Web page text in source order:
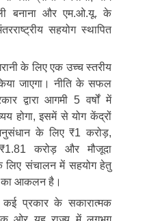
बनाना और एम.ओ.यू. के
सहयोग स्थापित
के लिए एक उच्च स्तरीय
जाएगा। नीति के सफल
द्वारा आगमी 5 वर्षों में
होगा, इसमें से योग केंद्रों
के लिए ₹1 करोड़,
करोड़ और मौजूदा
लिए संचालन में सहयोग हेतु
का आकलन है।
प्रकार के सकारात्मक